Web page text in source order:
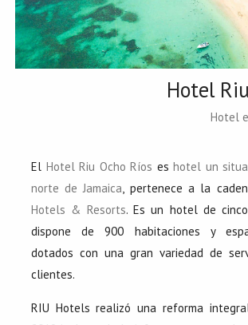
Hotel
Hotel
El Hotel Riu Ocho Ríos eshotel un
norte de Jamaica, pertenece a la
Hotels & Resorts. Es un hotel de
dispone de 900 habitaciones y
dotados con una gran variedad de
clientes.
RIU Hotels realizó una reforma